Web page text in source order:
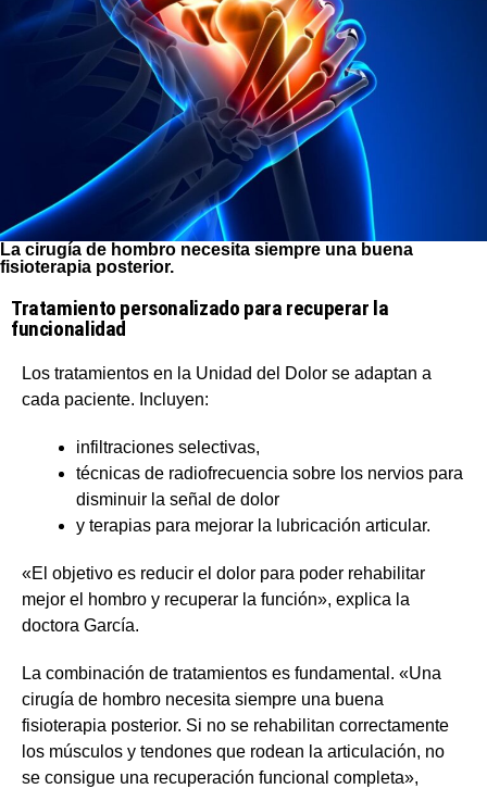
La cirugía de hombro necesita siempre una buena
fisioterapia posterior.
Tratamiento personalizado para recuperar la
funcionalidad
Los tratamientos en la Unidad del Dolor se adaptan a
cada paciente. Incluyen:
infiltraciones selectivas,
técnicas de radiofrecuencia sobre los nervios para
disminuir la señal de dolor
y terapias para mejorar la lubricación articular.
«El objetivo es reducir el dolor para poder rehabilitar
mejor el hombro y recuperar la función», explica la
doctora García.
La combinación de tratamientos es fundamental. «Una
cirugía de hombro necesita siempre una buena
fisioterapia posterior. Si no se rehabilitan correctamente
los músculos y tendones que rodean la articulación, no
se consigue una recuperación funcional completa»,